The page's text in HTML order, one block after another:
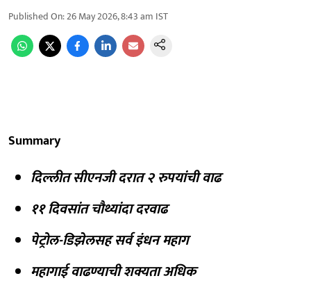
Published On:26 May 2026, 8:43 am IST
Summary
दिल्लीत सीएनजी दरात २ रुपयांची वाढ
११ दिवसांत चौथ्यांदा दरवाढ
पेट्रोल-डिझेलसह सर्व इंधन महाग
महागाई वाढण्याची शक्यता अधिक